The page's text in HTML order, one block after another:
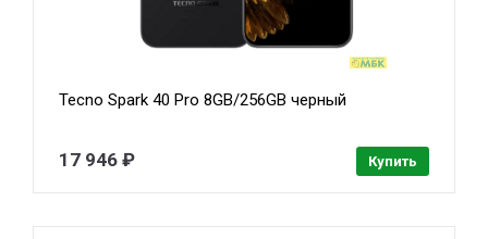
Tecno Spark 40 Pro 8GB/256GB черный
17 946 ₽ Купить